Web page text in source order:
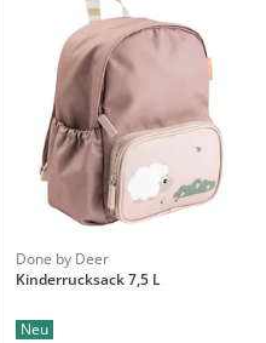
Done by Deer
Kinderrucksack 7,5 L
Neu